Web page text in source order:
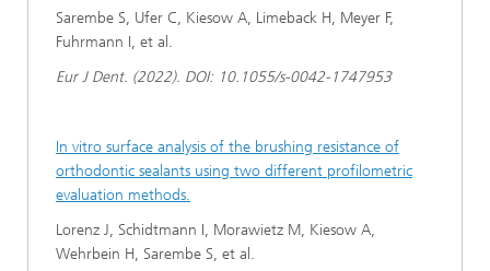
Sarembe S, Ufer C, Kiesow A, Limeback H, Meyer F,
Fuhrmann I, et al.
Eur J Dent. (2022). DOI: 10.1055/s-0042-1747953
In vitro surface analysis of the brushing resistance of
orthodontic sealants using two different profilometric
evaluation methods.
Lorenz J, Schidtmann I, Morawietz M, Kiesow A,
Wehrbein H, Sarembe S, et al.